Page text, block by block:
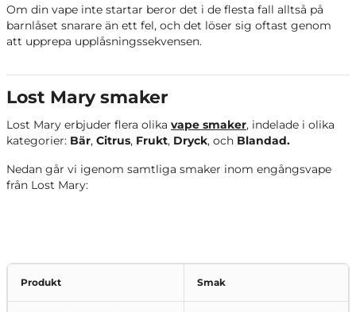
Om din vape inte startar beror det i de flesta fall alltså på
barnlåset snarare än ett fel, och det löser sig oftast genom
att upprepa upplåsningssekvensen.
Lost Mary smaker
Lost Mary erbjuder flera olika vape smaker, indelade i olika
kategorier: Bär, Citrus, Frukt, Dryck, och Blandad.
Nedan går vi igenom samtliga smaker inom engångsvape
från Lost Mary:
Produkt Smak